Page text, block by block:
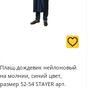
Плащ-дождевик нейлоновый
на молнии, синий цвет,
размер 52-54 STAYER арт.